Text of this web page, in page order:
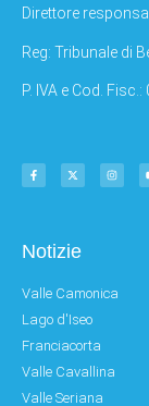
Direttore
Reg: Tribunale di
P. IVA e Cod.
Notizie
Valle Camonica
Lago d'Iseo
Franciacorta
Valle Cavallina
Valle Seriana